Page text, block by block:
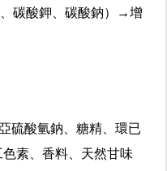
、碳酸鉀、碳酸鈉）→增
硫酸氫鈉、糖精、環已
素、香料、天然甘味